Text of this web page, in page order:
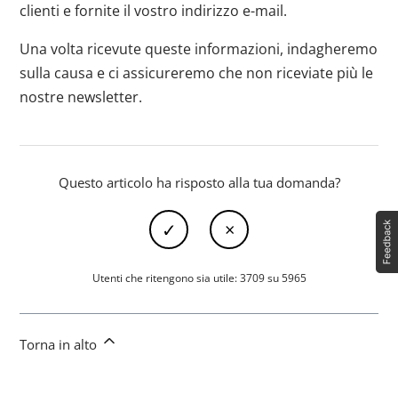
clienti e fornite il vostro indirizzo e-mail.
Una volta ricevute queste informazioni, indagheremo
sulla causa e ci assicureremo che non riceviate più le
nostre newsletter.
Questo articolo ha risposto alla tua domanda?
Utenti che ritengono sia utile: 3709 su 5965
Torna in alto